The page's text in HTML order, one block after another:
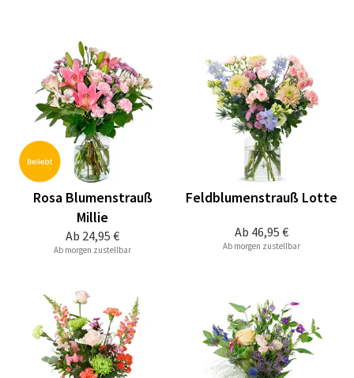
Ab 24,95 €
Rosa Blumenstrauß
Millie
Ab morgen zustellbar
Ab 46,95 €
Feldblumenstrauß Lotte
Ab morgen zustellbar